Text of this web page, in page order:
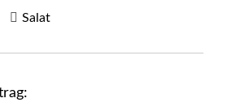
Salat